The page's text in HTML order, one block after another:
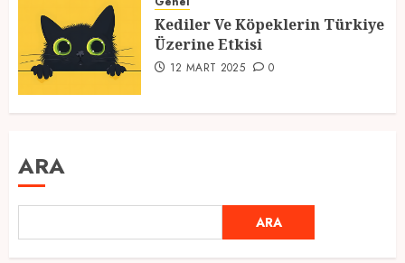
Kediler Ve Köpeklerin Türkiye
Üzerine Etkisi
12 MART 2025 0
ARA
ARA